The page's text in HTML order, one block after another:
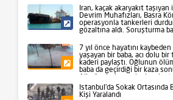
Siyaset
İran, kaçak akaryakıt
Devrim Muhafızları, Basra
operasyonla tankerleri
gözaltına aldı. Soruşturma
Gündem
7 yıl önce hayatını
yaşayan bir baba, acı dolu
kaderi paylaştı. Oğlunun
baba da geçirdiği bir kaza
Aile üyeleri ve yakınları, bu
üzüntüyle karşıladı.
İstanbul’da Sokak Ortasında
Kişi Yaralandı